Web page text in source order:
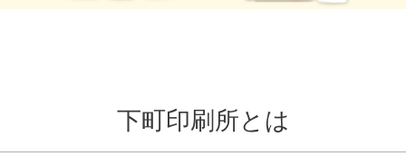
下町印刷所とは